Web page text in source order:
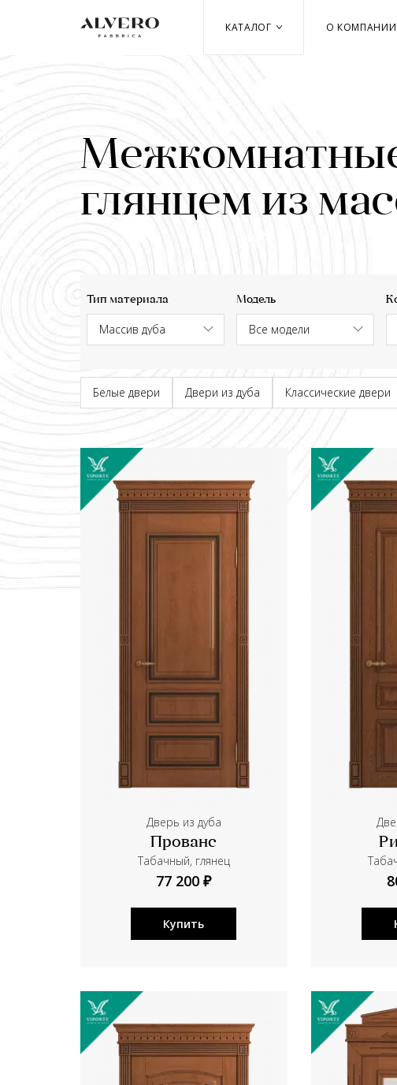
КАТАЛОГ О КОМПАНИИ
Межкомнатные
глянцем из
Тип материала Модель
Белые двери Двери из дуба Классические двери
Дверь из дуба
Прованс
Табачный, глянец
77 200 ₽
Купить